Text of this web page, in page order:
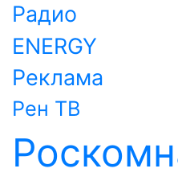
Радио
ENERGY
Реклама
Рен ТВ